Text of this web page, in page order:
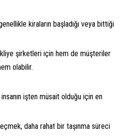
kiraların başladığı veya bittiği
şirketleri için hem de müşteriler
olabilir.
işten müsait olduğu için en
daha rahat bir taşınma süreci